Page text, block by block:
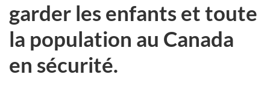
garder les enfants et toute
la population au Canada
en sécurité.